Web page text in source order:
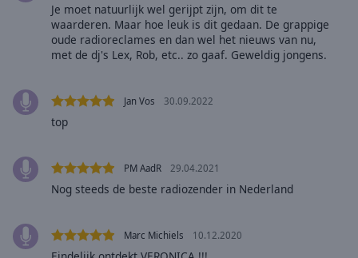
Text
Edge
Font
Reset
Je moet natuurlijk wel gerijpt zijn, om dit te
waarderen. Maar hoe leuk is dit gedaan. De grappige
oude radioreclames en dan wel het nieuws van nu,
met de dj's Lex, Rob, etc.. zo gaaf. Geweldig jongens.
Jan Vos 30.09.2022
top
PM AadR 29.04.2021
Nog steeds de beste radiozender in Nederland
Marc Michiels 10.12.2020